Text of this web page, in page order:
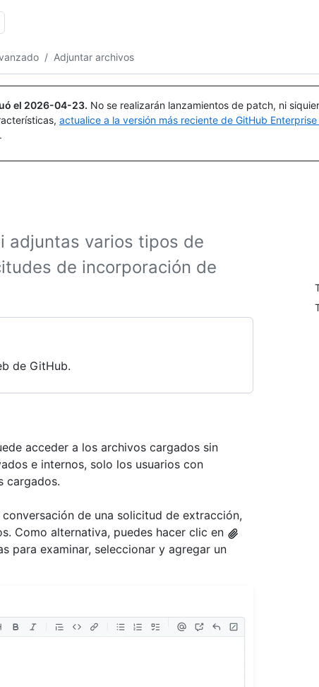
/ Adjuntar archivos
el 2026-04-23. No se realizarán lanzamientos de patch, ni
actualice a la versión más reciente de GitHub Enterprise
.
adjuntas varios tipos de
de incorporación de
de GitHub.
acceder a los archivos cargados sin
e internos, solo los usuarios con
cargados.
de una solicitud de extracción,
Como alternativa, puedes hacer clic en
para examinar, seleccionar y agregar un